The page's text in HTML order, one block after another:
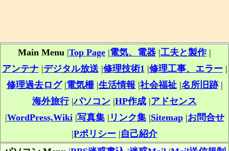
Main Menu |Top Page |電気、電器 |工夫と製作|
アンテナ|デジタル放送|修理技術1 |修理工事、エラー|
修理過去ログ|電気柵|生活情報 |社会福祉|名所旧跡|
海外旅行|パソコン |HP作成 |アドセンス
|WordPress,Wiki|写真集| リンク集|Sitemap|お問合せ
|Pポリシー |自己紹介